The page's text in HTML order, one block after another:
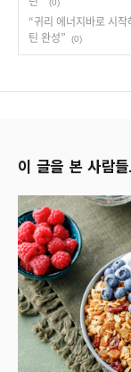
(0)
“귀리 에너지바로 시
틴 완성”
(0)
이 글을 본 사람